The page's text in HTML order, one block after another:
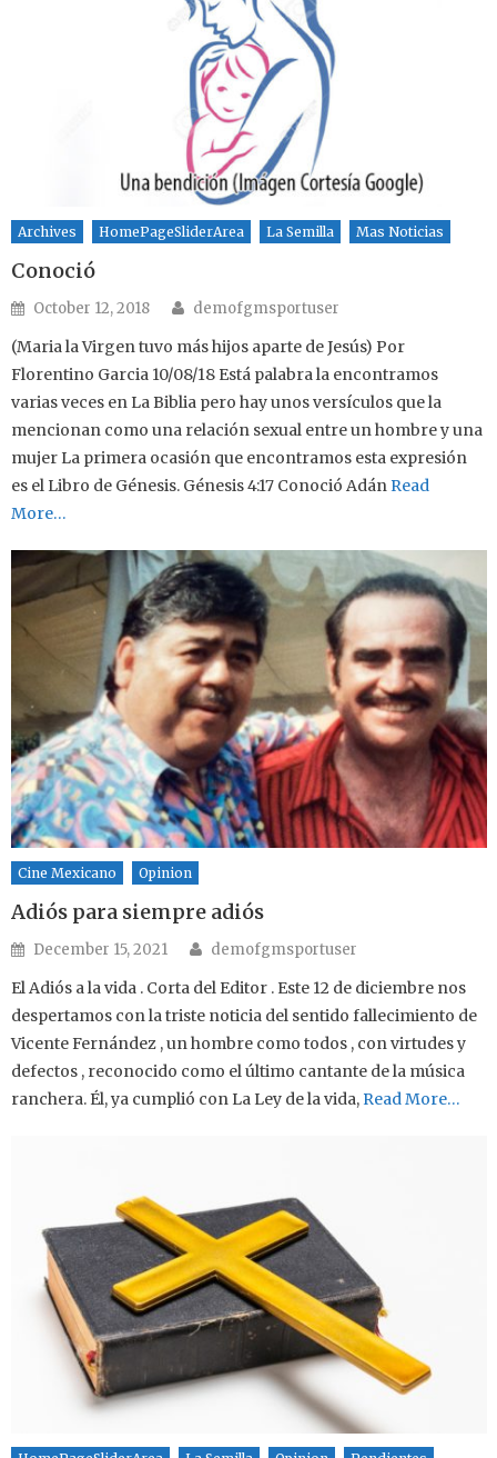
Archives HomePageSliderArea La Semilla Mas Noticias
Conoció
Posted on
October 12, 2018 Author
demofgmsportuser
(Maria la Virgen tuvo más hijos aparte de Jesús) Por
Florentino Garcia 10/08/18 Está palabra la encontramos
varias veces en La Biblia pero hay unos versículos que la
mencionan como una relación sexual entre un hombre y una
mujer La primera ocasión que encontramos esta expresión
es el Libro de Génesis. Génesis 4:17 Conoció Adán Read
More…
Cine Mexicano Opinion
Adiós para siempre adiós
Posted on
December 15, 2021 Author
demofgmsportuser
El Adiós a la vida . Corta del Editor . Este 12 de diciembre nos
despertamos con la triste noticia del sentido fallecimiento de
Vicente Fernández , un hombre como todos , con virtudes y
defectos , reconocido como el último cantante de la música
ranchera. Él, ya cumplió con La Ley de la vida, Read More…